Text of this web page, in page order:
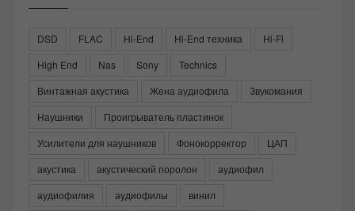
DSD FLAC Hi-End Hi-End техника
Hi-Fi
High End
Nas Sony
Technics
Винтажная акустика
Жена аудиофила
Звукомания
Наушники
Проигрыватель пластинок
Усилители для наушников
Фонокорректор
ЦАП
акустика
акустический поролон
аудиофил
аудиофилия
аудиофилы
винил